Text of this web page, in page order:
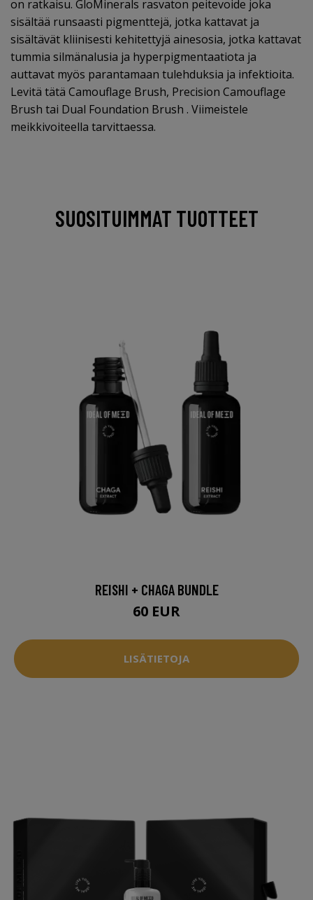
on ratkaisu. GloMinerals rasvaton peitevoide joka
sisältää runsaasti pigmenttejä, jotka kattavat ja
sisältävät kliinisesti kehitettyjä ainesosia, jotka kattavat
tummia silmänalusia ja hyperpigmentaatiota ja
auttavat myös parantamaan tulehduksia ja infektioita.
Levitä tätä Camouflage Brush, Precision Camouflage
Brush tai Dual Foundation Brush . Viimeistele
meikkivoiteella tarvittaessa.
SUOSITUIMMAT TUOTTEET
REISHI + CHAGA BUNDLE
60 EUR
LISÄTIETOJA